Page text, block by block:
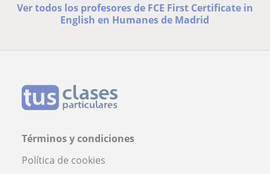
Ver todos los profesores de FCE First Certificate in
English en Humanes de Madrid
Términos y condiciones
Política de cookies